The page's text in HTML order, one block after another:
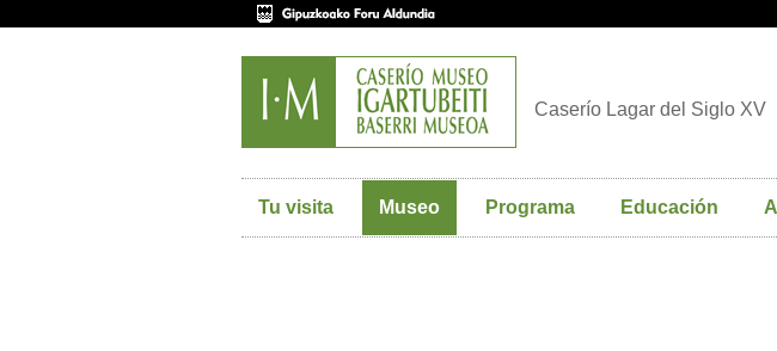
Caserío Lagar del Siglo XV
Tu visita Museo Programa Educación